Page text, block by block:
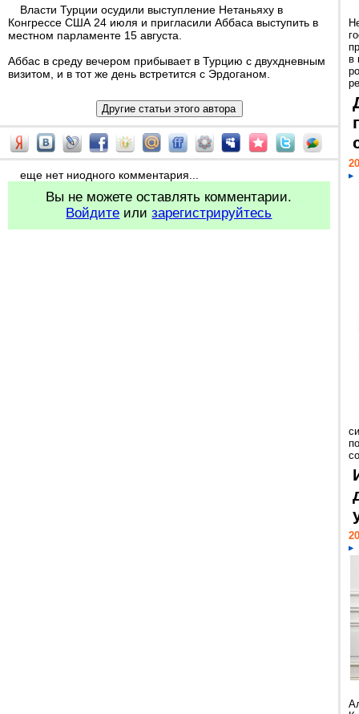
Власти Турции осудили выступление Нетаньяху в
Конгрессе США 24 июля и пригласили Аббаса выступить в
местном парламенте 15 августа.
Аббас в среду вечером прибывает в Турцию с двухдневным
визитом, и в тот же день встретится с Эрдоганом.
еще нет ниодного комментария...
Вы не можете оставлять комментарии.
Войдите илизарегистрируйтесь
в